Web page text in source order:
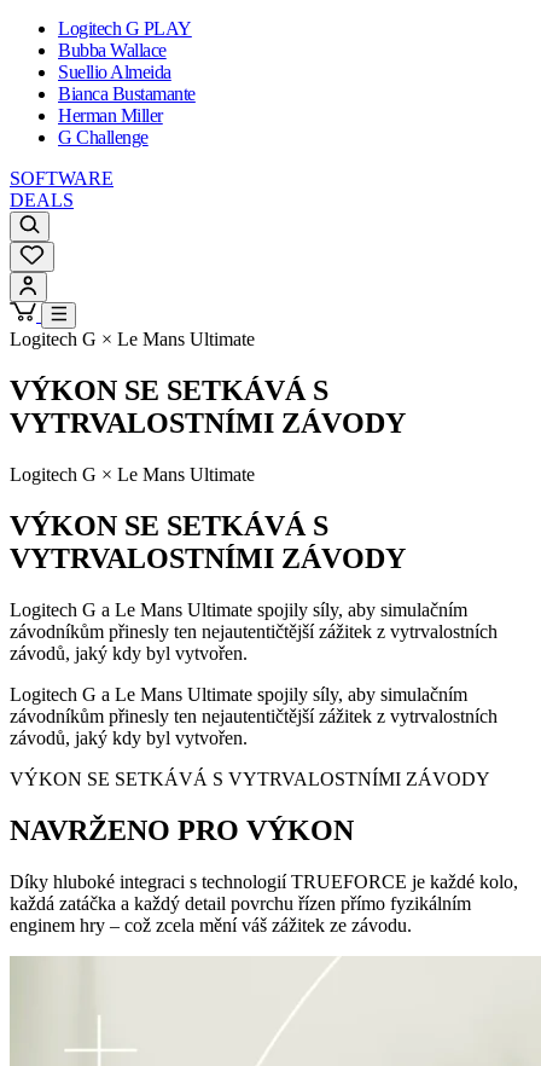
Logitech G PLAY
Bubba Wallace
Suellio Almeida
Bianca Bustamante
Herman Miller
G Challenge
SOFTWARE
DEALS
Logitech G × Le Mans Ultimate
VÝKON SE SETKÁVÁ S
VYTRVALOSTNÍMI ZÁVODY
Logitech G × Le Mans Ultimate
VÝKON SE SETKÁVÁ S
VYTRVALOSTNÍMI ZÁVODY
Logitech G a Le Mans Ultimate spojily síly, aby simulačním
závodníkům přinesly ten nejautentičtější zážitek z vytrvalostních
závodů, jaký kdy byl vytvořen.
Logitech G a Le Mans Ultimate spojily síly, aby simulačním
závodníkům přinesly ten nejautentičtější zážitek z vytrvalostních
závodů, jaký kdy byl vytvořen.
VÝKON SE SETKÁVÁ S VYTRVALOSTNÍMI ZÁVODY
NAVRŽENO PRO VÝKON
Díky hluboké integraci s technologií TRUEFORCE je každé kolo,
každá zatáčka a každý detail povrchu řízen přímo fyzikálním
enginem hry – což zcela mění váš zážitek ze závodu.